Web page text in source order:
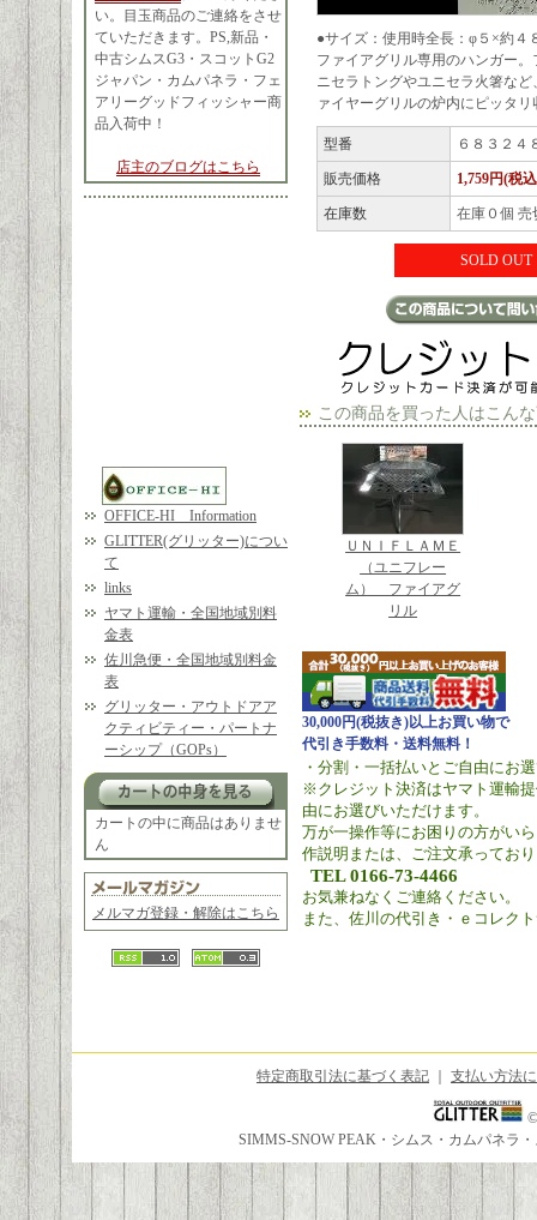
い。目玉商品のご連絡をさせ
ていただきます。PS,新品・
中古シムスG3・スコットG2
ジャパン・カムパネラ・フェ
アリーグッドフィッシャー商
品入荷中！
店主のブログはこちら
OFFICE-HI Information
GLITTER(グリッター)につい
て
links
ヤマト運輸・全国地域別料
金表
佐川急便・全国地域別料金
表
グリッター・アウトドアア
クティビティー・パートナ
ーシップ（GOPs）
カートの中に商品はありませ
ん
メルマガ登録・解除はこちら
●サイズ：使用時全長：φ５×約４
ファイアグリル専用のハンガー
ニセラトングやユニセラ火箸な
ァイヤーグリルの炉内にピッタ
型番 ６８３２４
販売価格 1,759円(税
在庫数 在庫０個 売
SOLD OUT
この商品を買った人はこん
ＵＮＩＦＬＡＭＥ
（ユニフレー
ム） ファイアグ
リル
30,000円(税抜き)以上お買い物で
代引き手数料・送料無料！
・分割・一括払いとご自由にお
※クレジット決済はヤマト運輸
由にお選びいただけます。
万が一操作等にお困りの方がい
作説明または、ご注文承ってお
TEL 0166-73-4466
お気兼ねなくご連絡ください。
また、佐川の代引き・ｅコレク
特定商取引法に基づく表記 支払い方法
SIMMS-SNOW PEAK・シムス・カムパネラ